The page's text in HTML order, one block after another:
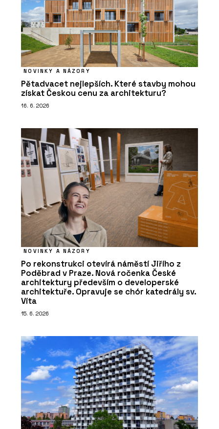
NOVINKY A NÁZORY
Pětadvacet nejlepších. Které stavby mohou
získat Českou cenu za architekturu?
16. 6. 2026
NOVINKY A NÁZORY
Po rekonstrukci otevírá náměstí Jiřího z
Poděbrad v Praze. Nová ročenka České
architektury především o developerské
architektuře. Opravuje se chór katedrály sv.
Víta
15. 6. 2026